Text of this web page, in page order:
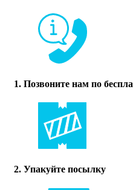
1. Позвоните нам по
2. Упакуйте посылку